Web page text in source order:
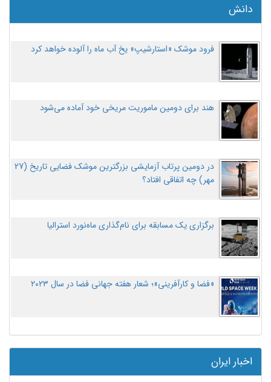
دانش
فرود موشک «استارشیپ» یخ آب ماه را آلوده خواهد کرد
هند برای دومین ماموریت مریخی خود آماده می‌شود
در دومین پرتاب آزمایشی بزرگترین موشک فضایی تاریخ (27
مهر‌) چه اتفاقی افتاد؟
برگزاری یک مسابقه برای نام‌گذاری ماه‌نورد استرالیا
«فضا و کارآفرینی»؛ شعار هفته جهانی فضا در سال ۲۰۲۳
اخبار ایران